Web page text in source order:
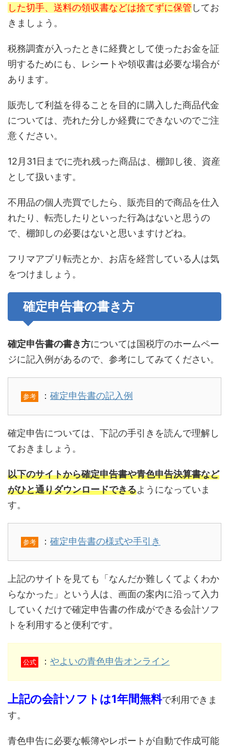
した切手、送料の領収書などは捨てずに保管 してお
きましょう。
税務調査が入ったときに経費として使ったお金を証
明するためにも、レシートや領収書は必要な場合が
あります。
販売して利益を得ることを目的に購入した商品代金
については、売れた分しか経費にできないのでご注
意ください。
12月31日までに売れ残った商品は、棚卸し後、資産
として扱います。
不用品の個人売買でしたら、販売目的で商品を仕入
れたり、転売したりといった行為はないと思うの
で、棚卸しの必要はないと思いますけどね。
フリマアプリ転売とか、お店を経営している人は気
をつけましょう。
確定申告書の書き方
確定申告書の書き方については国税庁のホームペー
ジに記入例があるので、参考にしてみてください。
参考 ： 確定申告書の記入例
確定申告については、下記の手引きを読んで理解し
ておきましょう。
以下のサイトから確定申告書や青色申告決算書など
がひと通りダウンロードできるようになっていま
す。
参考 ： 確定申告書の様式や手引き
上記のサイトを見ても「なんだか難しくてよくわか
らなかった」という人は、画面の案内に沿って入力
していくだけで確定申告書の作成ができる会計ソフ
トを利用すると便利です。
公式 ： やよいの青色申告オンライン
上記の会計ソフトは1年間無料で利用できま
す。
青色申告に必要な帳簿やレポートが自動で作成可能